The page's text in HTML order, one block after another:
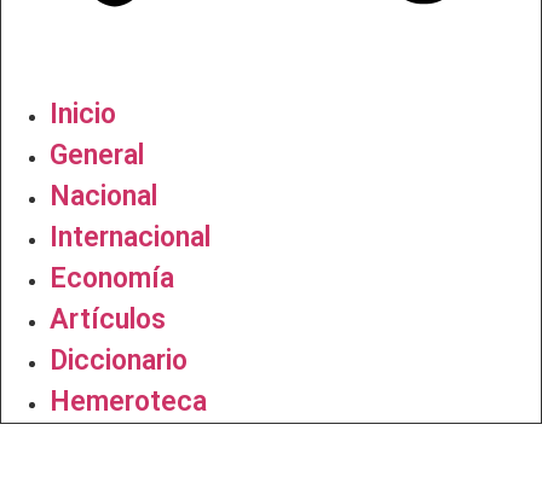
Inicio
General
Nacional
Internacional
Economía
Artículos
Diccionario
Hemeroteca